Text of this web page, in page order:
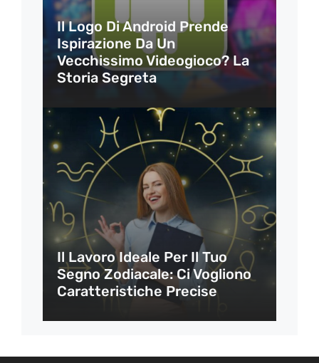
Il Logo Di Android Prende
Ispirazione Da Un
Vecchissimo Videogioco? La
Storia Segreta
Il Lavoro Ideale Per Il Tuo
Segno Zodiacale: Ci Vogliono
Caratteristiche Precise